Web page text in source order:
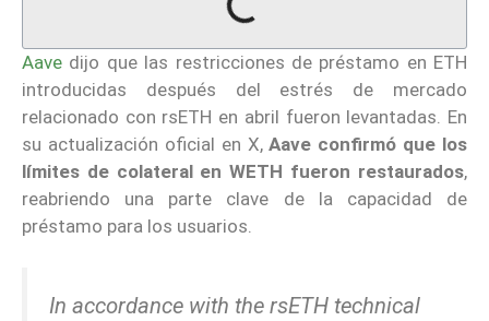
Aave dijo que las restricciones de préstamo en ETH
introducidas después del estrés de mercado
relacionado con rsETH en abril fueron levantadas. En
su actualización oficial en X,Aave confirmó que los
límites de colateral en WETH fueron restaurados,
reabriendo una parte clave de la capacidad de
préstamo para los usuarios.
In accordance with the rsETH technical